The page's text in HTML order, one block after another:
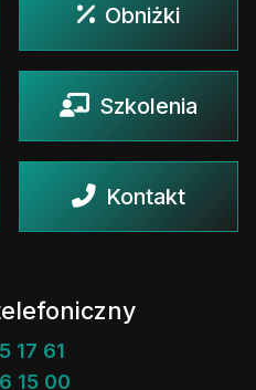
Obniżki
Szkolenia
Kontakt
17 61
15 00